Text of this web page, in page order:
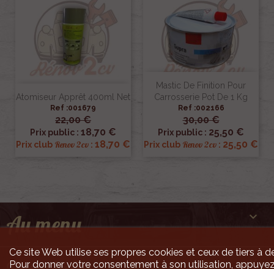
Atomiseur Apprêt 400ml Net
Ref :001679
22,00 €
Prix public : 18,70 €
Prix club Renov 2cv : 18,70 €
Mastic De Finition Pour
Carrosserie Pot De 1 Kg
Ref :002166
30,00 €
Prix public : 25,50 €
Prix club Renov 2cv : 25,50 €
Au menu 

Ce site Web utilise ses propres cookies et ceux de tiers à
Pour donner votre consentement à son utilisation,